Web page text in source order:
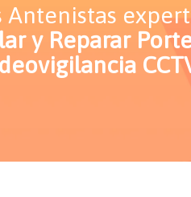
Antenistas
y Reparar